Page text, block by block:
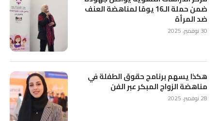
ضمن حملة الـ16 يومًا لمناهضة العنف
ضد المرأة
30 نوفمبر، 2025
هكذا يسهم برنامج حقوق الطفلة في
مناهضة الزواج المبكر عبر الفن
28 نوفمبر، 2025